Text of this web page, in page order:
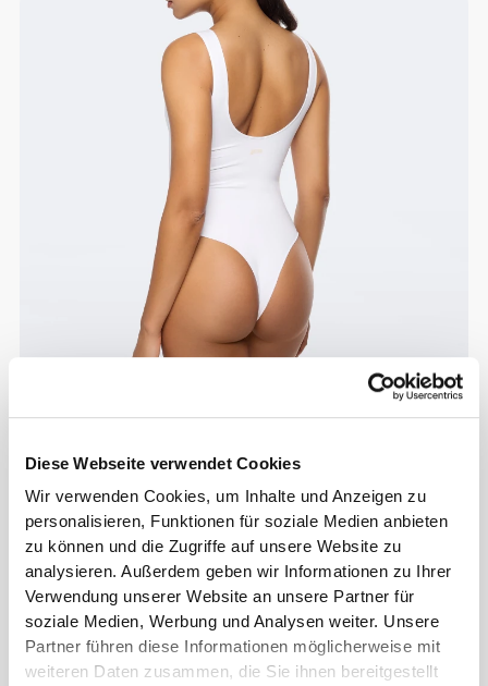
Diese Webseite verwendet Cookies
Wir verwenden Cookies, um Inhalte und Anzeigen zu
personalisieren, Funktionen für soziale Medien anbieten
zu können und die Zugriffe auf unsere Website zu
analysieren. Außerdem geben wir Informationen zu Ihrer
Verwendung unserer Website an unsere Partner für
soziale Medien, Werbung und Analysen weiter. Unsere
Partner führen diese Informationen möglicherweise mit
weiteren Daten zusammen, die Sie ihnen bereitgestellt
Info und Pflegehinweise
Gesamtbewertungen
4.9(22 Bewertungen)
Aus unserer Community
Alles